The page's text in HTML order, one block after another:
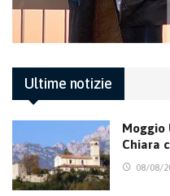
Ultime notizie
Moggio
Chiara
08/08/